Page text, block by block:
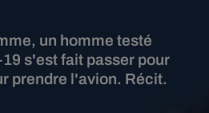
un homme testé
s'est fait passer pour
prendre l'avion. Récit.